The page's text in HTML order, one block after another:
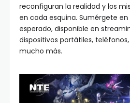
reconfiguran la realidad y los
en cada esquina. Sumérgete
esperado, disponible en
dispositivos portátiles,
mucho más.